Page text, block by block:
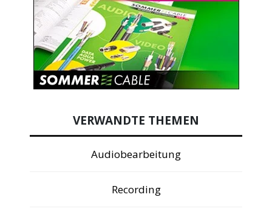
VERWANDTE THEMEN
Audiobearbeitung
Recording